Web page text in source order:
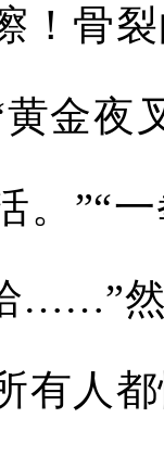
！骨
金夜
。”“
……”
有人